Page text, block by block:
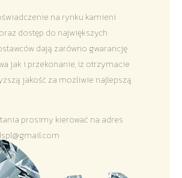
na rynku kamieni
dostęp do największych
dają zarówno gwarancję
jak i przekonanie, iż otrzymacie
jakość za możliwie najlepszą
prosimy kierować na adres
dla jubilerów